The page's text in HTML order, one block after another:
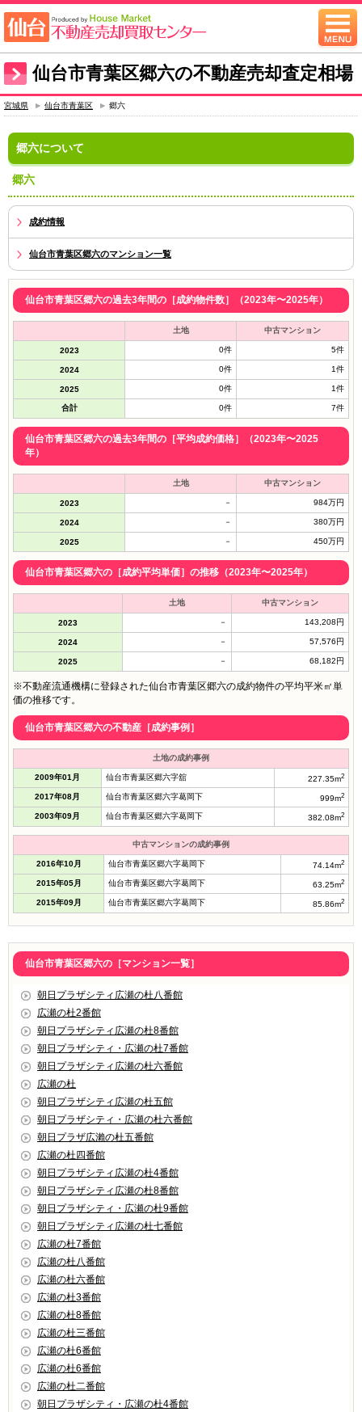
仙台市青葉区郷六の不動産売却査定相場
宮城県 仙台市青葉区 郷六
郷六について
郷六
成約情報
仙台市青葉区郷六のマンション一覧
仙台市青葉区郷六の過去3年間の［成約物件数］（2023年〜2025年）
土地 中古マンション
2023 0件 5件
2024 0件 1件
2025 0件 1件
合計 0件 7件
仙台市青葉区郷六の過去3年間の［平均成約価格］（2023年〜2025
年）
土地 中古マンション
2023 － 984万円
2024 － 380万円
2025 － 450万円
仙台市青葉区郷六の［成約平均単価］の推移（2023年〜2025年）
土地 中古マンション
2023 － 143,208円
2024 － 57,576円
2025 － 68,182円
※不動産流通機構に登録された仙台市青葉区郷六の成約物件の平均平米㎡単
価の推移です。
仙台市青葉区郷六の不動産［成約事例］
土地の成約事例
2009年01月 仙台市青葉区郷六字舘 227.35m2
2017年08月 仙台市青葉区郷六字葛岡下 999m2
2003年09月 仙台市青葉区郷六字葛岡下 382.08m2
中古マンションの成約事例
2016年10月 仙台市青葉区郷六字葛岡下 74.14m2
2015年05月 仙台市青葉区郷六字葛岡下 63.25m2
2015年09月 仙台市青葉区郷六字葛岡下 85.86m2
仙台市青葉区郷六の［マンション一覧］
朝日プラザシティ広瀬の杜八番館
広瀬の杜2番館
朝日プラザシティ広瀬の杜8番館
朝日プラザシティ・広瀬の杜7番館
朝日プラザシティ広瀬の杜六番館
広瀬の杜
朝日プラザシティ広瀬の杜五館
朝日プラザシティ・広瀬の杜六番館
朝日プラザ広瀨の杜五番館
広瀬の杜四番館
朝日プラザシティ広瀬の杜4番館
朝日プラザシティ広瀬の杜8番館
朝日プラザシティ・広瀬の杜9番館
朝日プラザシティ広瀬の杜七番館
広瀬の杜7番館
広瀬の杜八番館
広瀬の杜六番館
広瀬の杜3番館
広瀬の杜8番館
広瀬の杜三番館
広瀬の杜6番館
広瀬の杜6番館
広瀬の杜二番館
朝日プラザシティ・広瀬の杜4番館